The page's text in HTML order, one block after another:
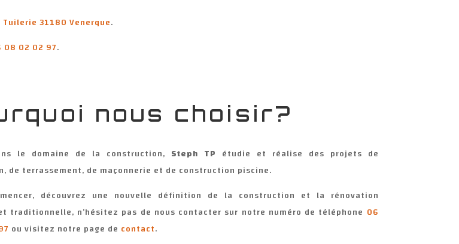
Tuilerie 31180 Venerque.
08 02 02 97.
nous choisir?
le domaine de la construction, Steph TP étudie et réalise des projets de
de terrassement, de maçonnerie et de construction piscine.
découvrez une nouvelle définition de la construction et la rénovation
traditionnelle, n’hésitez pas de nous contacter sur notre numéro de téléphone 06
ou visitez notre page de contact.